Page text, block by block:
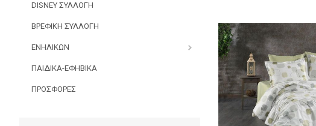
DISNEY ΣΥΛΛΟΓΗ
ΒΡΕΦΙΚΗ ΣΥΛΛΟΓΗ
ΕΝΗΛΙΚΩΝ
ΠΑΙΔΙΚΑ-ΕΦΗΒΙΚΑ
ΠΡΟΣΦΟΡΕΣ